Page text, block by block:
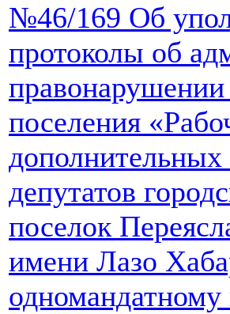
№46/169 Об
протоколы об
правонарушении
поселения
дополнительных
депутатов
поселок
имени Лазо